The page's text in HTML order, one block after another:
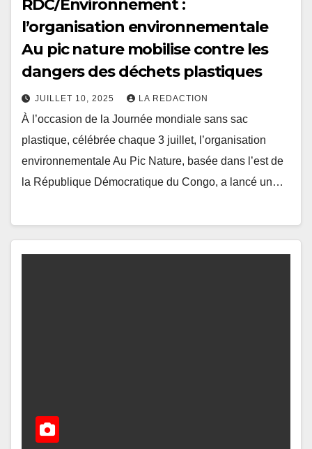
RDC/Environnement :
l’organisation environnementale
Au pic nature mobilise contre les
dangers des déchets plastiques
JUILLET 10, 2025 LA REDACTION
À l’occasion de la Journée mondiale sans sac
plastique, célébrée chaque 3 juillet, l’organisation
environnementale Au Pic Nature, basée dans l’est de
la République Démocratique du Congo, a lancé un…